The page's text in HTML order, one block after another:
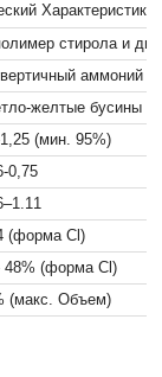
Характеристики
стирола и
аммоний
желтые бусины
(мин. 95%)
0,75
(форма Cl)
48% (форма Cl)
(макс. Объем)